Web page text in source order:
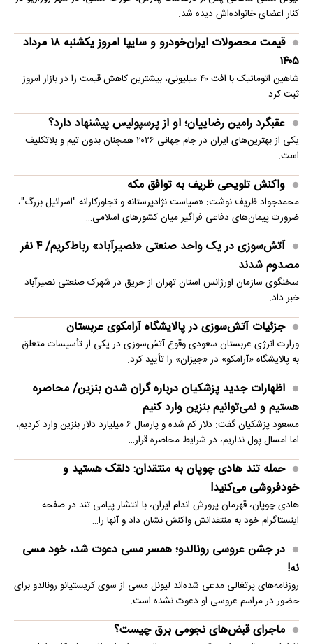
کنار اعضای خانواده‌اش دیده شد.
قیمت محصولات ایران‌خودرو و سایپا امروز یکشنبه ۱۸ مرداد
۱۴۰۵
شاهین اتوماتیک با افت ۴۰ میلیونی، بیشترین کاهش قیمت را در بازار امروز
ثبت کرد
عقبگرد رامین رضاییان؛ او از پرسپولیس پیشنهاد دارد؟
یکی از بهترین‌های ایران در جام جهانی ۲۰۲۶ همچنان بدون تیم و بلاتکلیف
است.
واکنش تلویحی ظریف به توافق مکه
محمدجواد ظریف نوشت: «سیاست نژادپرستانه و تجاوزکارانه "اسرائیل بزرگ"،
ضرورت پیمان‌های دفاعی فراگیر میان کشورهای اسلامی…
آتش‌سوزی در یک واحد صنعتی «نصیرآباد» رباط‌کریم/ ۴ نفر
مصدوم شدند
سخنگوی سازمان اورژانس استان تهران از حریق در شهرک صنعتی نصیرآباد
خبر داد.
جزئیات آتش‌سوزی در پالایشگاه آرامکوی عربستان
وزارت انرژی عربستان سعودی وقوع آتش‌سوزی در یکی از تأسیسات متعلق
به پالایشگاه «آرامکو» در «جیزان» را تأیید کرد.
اظهارات جدید پزشکیان درباره گران شدن بنزین/ محاصره
هستیم و نمی‌توانیم بنزین وارد کنیم
مسعود پزشکیان گفت: دلار کم شده و پارسال ۶ میلیارد دلار بنزین وارد کردیم،
اما امسال پول نداریم، در شرایط محاصره قرار…
حمله تند هادی چوپان به منتقدان: دلقک هستید و
خودفروشی می‌کنید!
هادی چوپان، قهرمان پرورش اندام ایران، با انتشار پیامی تند در صفحه
اینستاگرام خود به منتقدانش واکنش نشان داد و آنها را…
در جشن عروسی رونالدو؛ همسر مسی دعوت شد، خود مسی
نه!
روزنامه‌های پرتغالی مدعی شده‌اند لیونل مسی از سوی کریستیانو رونالدو برای
حضور در مراسم عروسی او دعوت نشده است.
ماجرای قبض‌های نجومی برق چیست؟